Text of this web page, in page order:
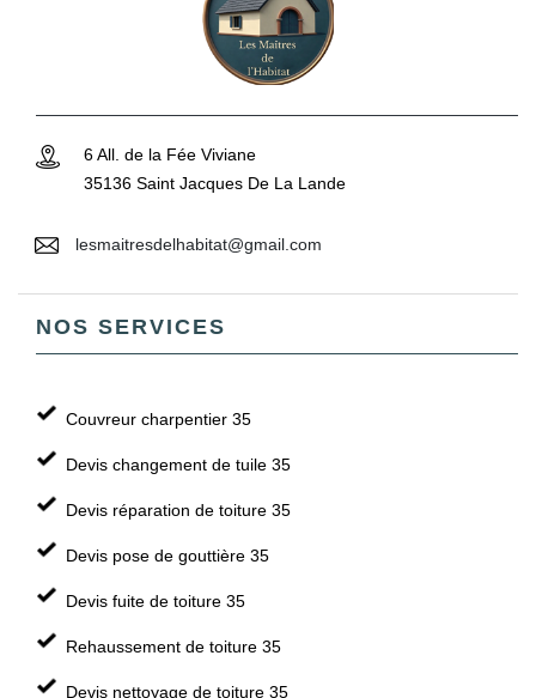
6 All. de la Fée Viviane
35136 Saint Jacques De La Lande
lesmaitresdelhabitat@gmail.com
NOS SERVICES
Couvreur charpentier 35
Devis changement de tuile 35
Devis réparation de toiture 35
Devis pose de gouttière 35
Devis fuite de toiture 35
Rehaussement de toiture 35
Devis nettoyage de toiture 35